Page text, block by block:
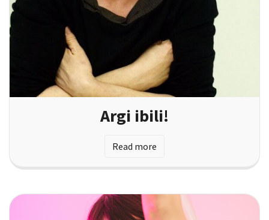
Argi ibili!
Read more